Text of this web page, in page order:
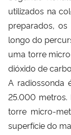
utilizados na
preparados,
longo do
uma torre
dióxido de
A radiossonda
25.000 metros.
torre micro-
superfície do